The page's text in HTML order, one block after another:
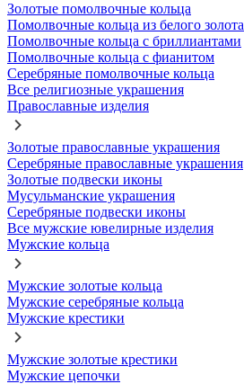
Золотые помолвочные кольца
Помолвочные кольца из белого золота
Помолвочные кольца с бриллиантами
Помолвочные кольца с фианитом
Серебряные помолвочные кольца
Все религиозные украшения
Православные изделия
Золотые православные украшения
Серебряные православные украшения
Золотые подвески иконы
Мусульманские украшения
Серебряные подвески иконы
Все мужские ювелирные изделия
Мужские кольца
Мужские золотые кольца
Мужские серебряные кольца
Мужские крестики
Мужские золотые крестики
Мужские цепочки